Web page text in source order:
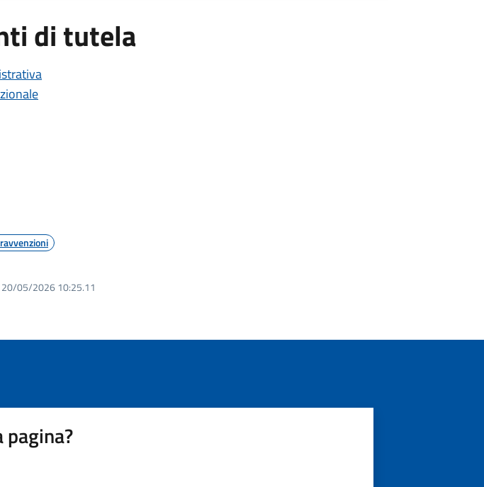
di tutela
20/05/2026 10:25.11